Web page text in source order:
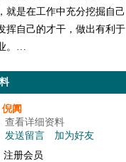
就是在工作中充分挖掘自己
挥自己的才干，做出有利于
。…
倪阗
查看详细资料
发送留言
加为好友
注册会员